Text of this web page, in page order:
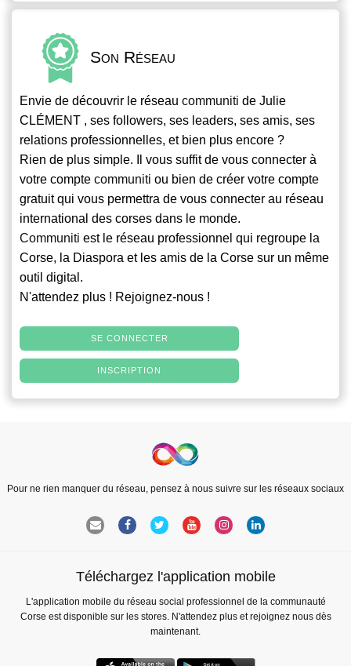
Son Réseau
Envie de découvrir le réseau communiti de Julie
CLÉMENT , ses followers, ses leaders, ses amis, ses
relations professionnelles, et bien plus encore ?
Rien de plus simple. Il vous suffit de vous connecter à
votre compte communiti ou bien de créer votre compte
gratuit qui vous permettra de vous connecter au réseau
international des corses dans le monde.
Communiti est le réseau professionnel qui regroupe la
Corse, la Diaspora et les amis de la Corse sur un même
outil digital.
N'attendez plus ! Rejoignez-nous !
SE CONNECTER
INSCRIPTION
Pour ne rien manquer du réseau, pensez à nous suivre sur les réseaux sociaux
Téléchargez l'application mobile
L'application mobile du réseau social professionnel de la communauté
Corse est disponible sur les stores. N'attendez plus et rejoignez nous dès
maintenant.